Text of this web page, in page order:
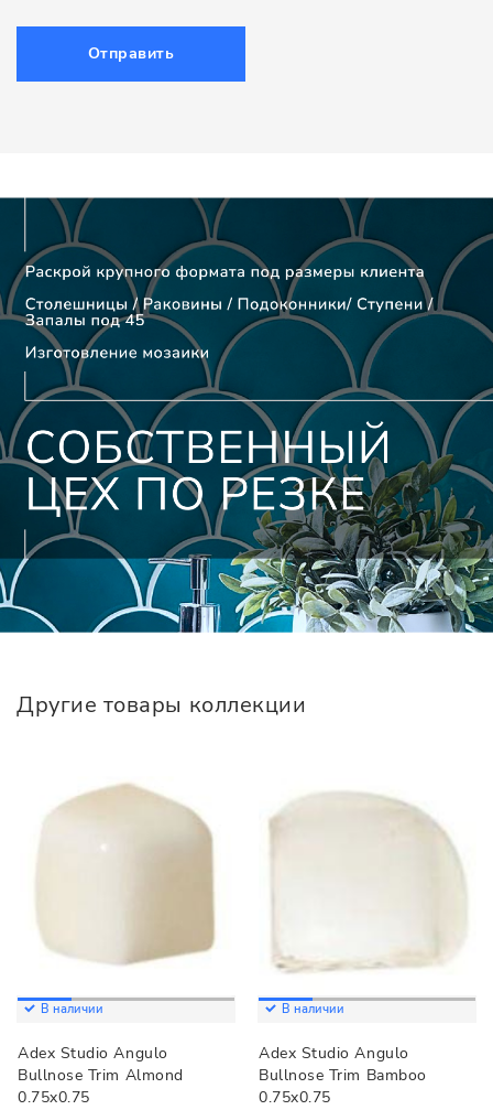
Отправить
Другие товары коллекции
В наличии
Adex Studio Angulo
Bullnose Trim Almond
0.75x0.75
В наличии
Adex Studio Angulo
Bullnose Trim Bamboo
0.75x0.75